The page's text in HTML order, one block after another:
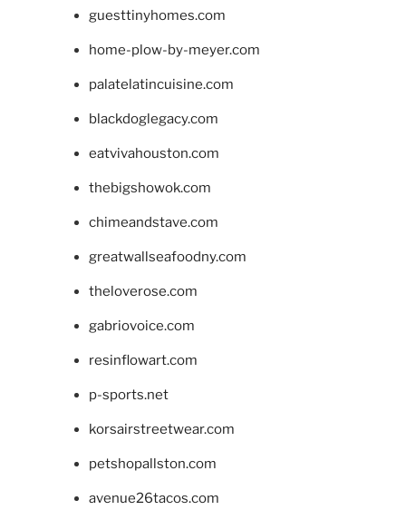
guesttinyhomes.com
home-plow-by-meyer.com
palatelatincuisine.com
blackdoglegacy.com
eatvivahouston.com
thebigshowok.com
chimeandstave.com
greatwallseafoodny.com
theloverose.com
gabriovoice.com
resinflowart.com
p-sports.net
korsairstreetwear.com
petshopallston.com
avenue26tacos.com